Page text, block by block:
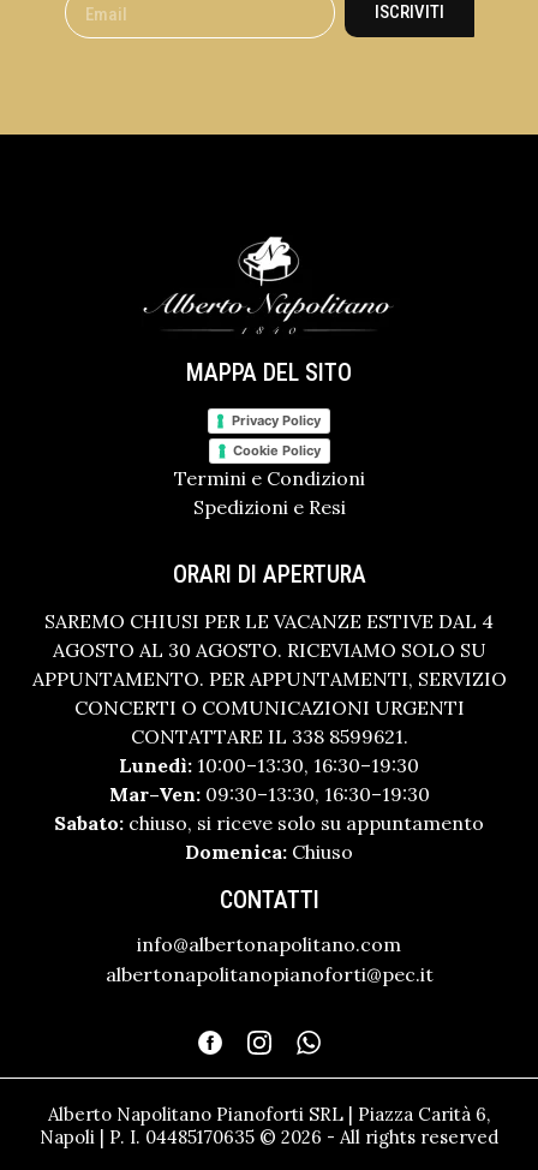
ISCRIVITI
MAPPA DEL SITO
Privacy Policy
Cookie Policy
Termini e Condizioni
Spedizioni e Resi
ORARI DI APERTURA
SAREMO CHIUSI PER LE VACANZE ESTIVE DAL 4
AGOSTO AL 30 AGOSTO. RICEVIAMO SOLO SU
APPUNTAMENTO. PER APPUNTAMENTI, SERVIZIO
CONCERTI O COMUNICAZIONI URGENTI
CONTATTARE IL 338 8599621.
Lunedì: 10:00–13:30, 16:30–19:30
Mar–Ven:09:30–13:30, 16:30–19:30
Sabato: chiuso, si riceve solo su appuntamento
Domenica: Chiuso
CONTATTI
info@albertonapolitano.com
albertonapolitanopianoforti@pec.it
Alberto Napolitano Pianoforti SRL | Piazza Carità 6,
Napoli | P. I. 04485170635 © 2026 - All rights reserved